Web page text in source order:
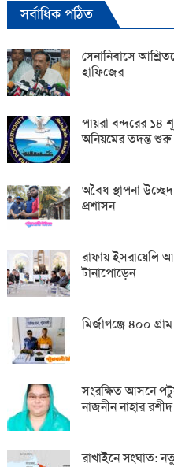
সর্বাধিক পঠিত
সেনানিবাসে
হাফিজের
পায়রা বন্দরের ১৪
অনিয়মের তদন্ত শুরু
অবৈধ স্থাপনা
প্রশাসন
রাফায় ইসরায়েলি
টানাপোড়েন
মির্জাগঞ্জে ৪০০
সংরক্ষিত আসনে
নাজনীন নাহার রশীদ
রাখাইনে সংঘাত: